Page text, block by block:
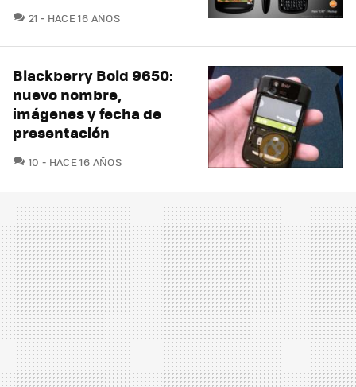
21 COMENTARIOS
HACE 16 AÑOS
Blackberry Bold 9650:
nuevo nombre,
imágenes y fecha de
presentación
10 COMENTARIOS
HACE 16 AÑOS